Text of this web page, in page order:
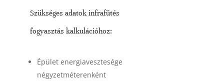
Szükséges adatok infrafűtés
fogyasztás kalkulációhoz:
Épület energiavesztesége
négyzetméterenként